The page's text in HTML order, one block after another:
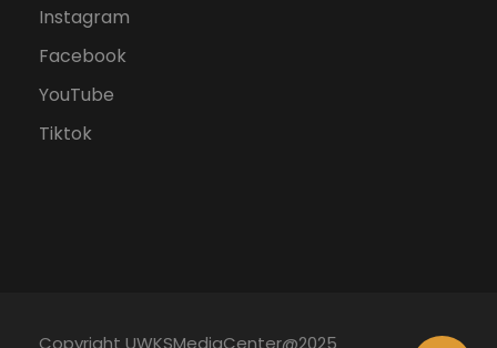
Instagram
Facebook
YouTube
Tiktok
Copyright UWKSMediaCenter@2025